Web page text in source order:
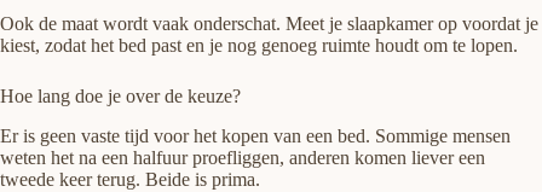
Ook de maat wordt vaak onderschat. Meet je slaapkamer op voordat je
kiest, zodat het bed past en je nog genoeg ruimte houdt om te lopen.
Hoe lang doe je over de keuze?
Er is geen vaste tijd voor het kopen van een bed. Sommige mensen
weten het na een halfuur proefliggen, anderen komen liever een
tweede keer terug. Beide is prima.